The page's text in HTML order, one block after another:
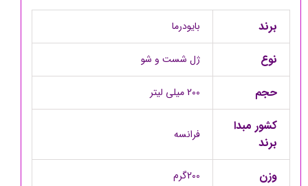
برند بایودرما
نوع ژل شست و شو
حجم 200 میلی لیتر
کشور مبدا
برند
فرانسه
وزن 200گرم